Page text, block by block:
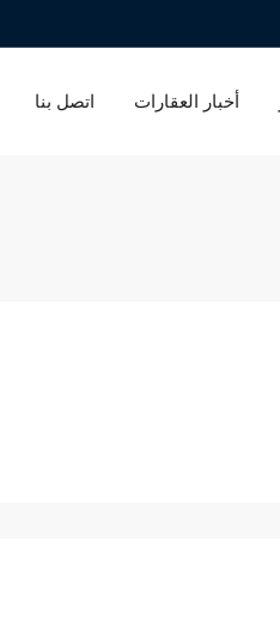
أخبار العقارات اتصل بنا